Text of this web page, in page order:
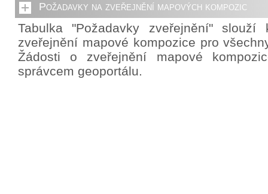
Požadavky na zveřejnění mapových kompozic
Tabulka "Požadavky zveřejnění"
zveřejnění mapové kompozice pro
Žádosti o zveřejnění mapové
správcem geoportálu.